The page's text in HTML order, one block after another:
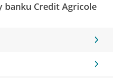
banku Credit Agricole